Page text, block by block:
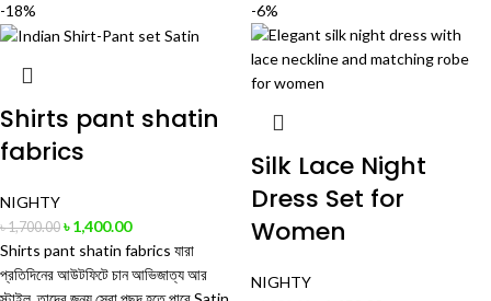
-18%
Shirts pant shatin
fabrics
NIGHTY
৳1,700.00 ৳1,400.00
Shirts pant shatin fabrics যারা
প্রতিদিনের আউটফিটে চান আভিজাত্য আর
-6%
Silk Lace Night
Dress Set for
Women
NIGHTY